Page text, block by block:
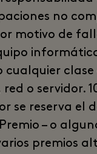
no
motivo de
cualquier
o servidor.
se reserva el
– o
premios